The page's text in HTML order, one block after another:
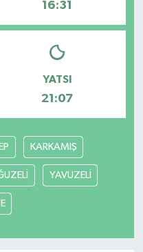
16:31
YATSI
21:07
KARKAMIŞ
YAVUZELİ